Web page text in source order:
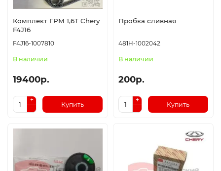
Комплект ГРМ 1,6T Chery
F4J16
F4J16-1007810
В наличии
19400р.
Купить
Пробка сливная
481H-1002042
В наличии
200р.
Купить